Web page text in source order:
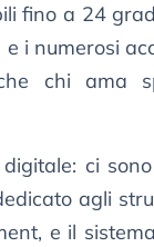
fino a 24
e i numerosi
chi ama
ci sono
agli
e il